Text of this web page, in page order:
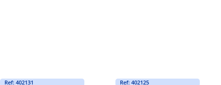
Ref: 402131 Ref: 402125